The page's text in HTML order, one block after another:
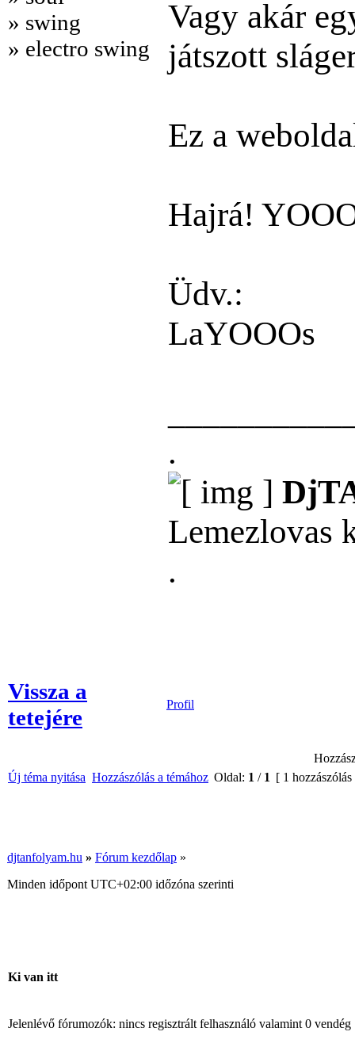
» swing
» electro swing
Vagy akár
játszott
Ez a
Hajrá!
Üdv.:
LaYOOOs
.
Lemezlovas
.
Vissza a
tetejére
Profil
Új téma nyitása Hozzászólás a témához Oldal: 1 / 1 [ 1
djtanfolyam.hu » Fórum kezdőlap »
Minden időpont UTC+02:00 időzóna szerinti
Ki van itt
Jelenlévő fórumozók: nincs regisztrált felhasználó valamint 0 vendég